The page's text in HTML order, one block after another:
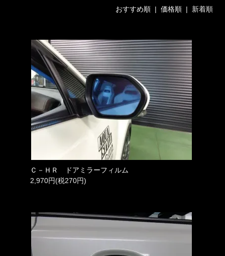
おすすめ順| 価格順| 新着順
Ｃ－ＨＲ ドアミラーフィルム
2,970円(税270円)